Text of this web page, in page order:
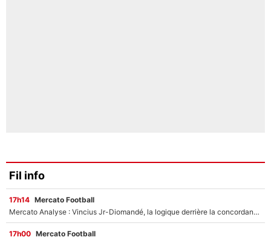
Fil info
17h14 Mercato Football
Mercato Analyse : Vincius Jr-Diomandé, la logique derrière la concordance des temps
17h00 Mercato Football